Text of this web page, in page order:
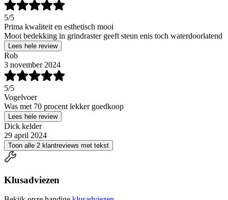
5/5
Prima kwaliteit en esthetisch mooi
Mooi bedekking in grindraster geeft steun enis toch waterdoorlatend
Lees hele review
Rob
3 november 2024
5/5
Vogelvoer
Was met 70 procent lekker goedkoop
Lees hele review
Dick kelder
29 april 2024
Toon alle 2 klantreviews met tekst
Klusadviezen